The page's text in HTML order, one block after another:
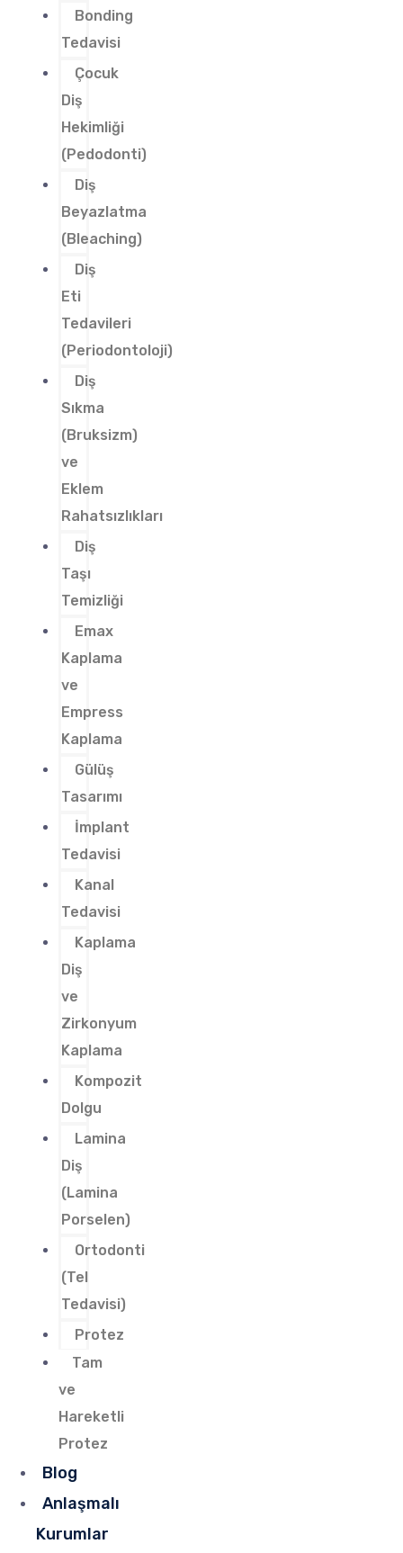
Bonding
Tedavisi
Çocuk
Diş
Hekimliği
(Pedodonti)
Diş
Beyazlatma
(Bleaching)
Diş
Eti
Tedavileri
(Periodontoloji)
Diş
Sıkma
(Bruksizm)
ve
Eklem
Rahatsızlıkları
Diş
Taşı
Temizliği
Emax
Kaplama
ve
Empress
Kaplama
Gülüş
Tasarımı
İmplant
Tedavisi
Kanal
Tedavisi
Kaplama
Diş
ve
Zirkonyum
Kaplama
Kompozit
Dolgu
Lamina
Diş
(Lamina
Porselen)
Ortodonti
(Tel
Tedavisi)
Protez
Tam
ve
Hareketli
Protez
Blog
Anlaşmalı
Kurumlar